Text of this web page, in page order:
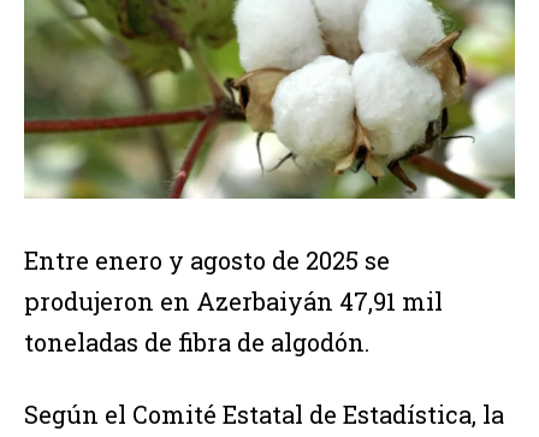
Entre enero y agosto de 2025 se
produjeron en Azerbaiyán 47,91 mil
toneladas de fibra de algodón.
Según el Comité Estatal de Estadística, la